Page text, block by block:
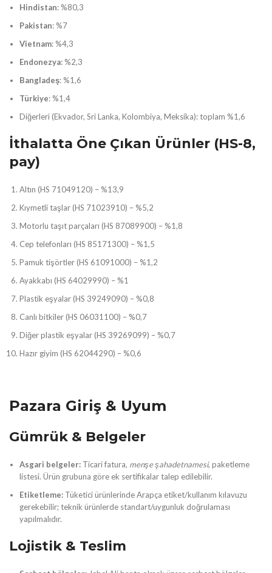
Hindistan: %80,3
Pakistan: %7
Vietnam: %4,3
Endonezya: %2,3
Bangladeş: %1,6
Türkiye: %1,4
Diğerleri (Ekvador, Sri Lanka, Kolombiya, Meksika): toplam %1,6
İthalatta Öne Çıkan Ürünler (HS-8,
pay)
Altın (HS 71049120) – %13,9
Kıymetli taşlar (HS 71023910) – %5,2
Motorlu taşıt parçaları (HS 87089900) – %1,8
Cep telefonları (HS 85171300) – %1,5
Pamuk tişörtler (HS 61091000) – %1,2
Ayakkabı (HS 64029990) – %1
Plastik eşyalar (HS 39249090) – %0,8
Canlı bitkiler (HS 06031100) – %0,7
Diğer plastik eşyalar (HS 39269099) – %0,7
Hazır giyim (HS 62044290) – %0,6
Pazara Giriş & Uyum
Gümrük & Belgeler
Asgari belgeler: Ticari fatura, menşe şahadetnamesi, paketleme
listesi. Ürün grubuna göre ek sertifikalar talep edilebilir.
Etiketleme: Tüketici ürünlerinde Arapça etiket/kullanım kılavuzu
gerekebilir; teknik ürünlerde standart/uygunluk doğrulaması
yapılmalıdır.
Lojistik & Teslim